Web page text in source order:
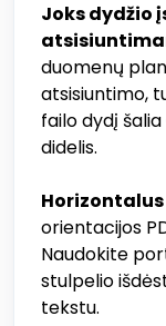
Joks dydžio
duomenų
atsisiuntimo,
failo dydį
didelis.
Horizontalus
orientacijos
Naudokite
stulpelio
tekstu.